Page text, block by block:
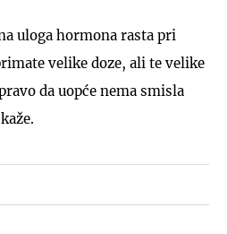
uloga hormona rasta pri
velike doze, ali te velike
da uopće nema smisla